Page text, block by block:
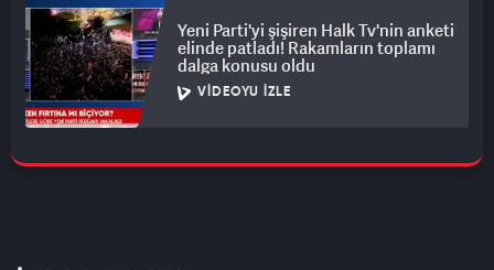
Yeni Parti'yi şişiren Halk Tv'nin anketi
elinde patladı! Rakamların toplamı
dalga konusu oldu
VIDEOYU İZLE